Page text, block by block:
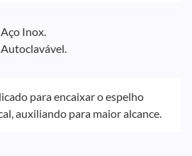
Aço Inox.
Autoclavável.
para encaixar o espelho
auxiliando para maior alcance.